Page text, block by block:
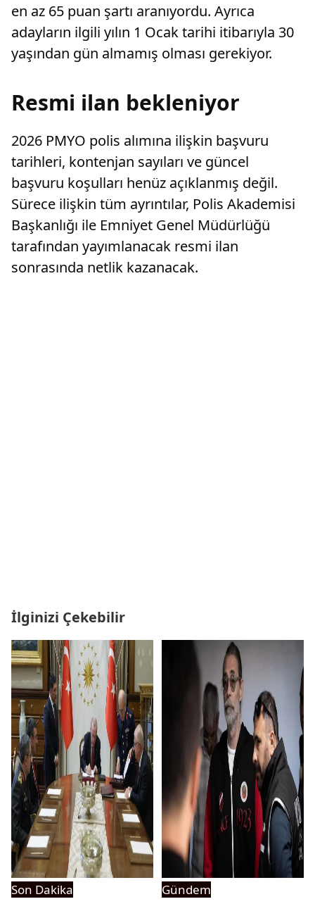
en az 65 puan şartı aranıyordu. Ayrıca
adayların ilgili yılın 1 Ocak tarihi itibarıyla 30
yaşından gün almamış olması gerekiyor.
Resmi ilan bekleniyor
2026 PMYO polis alımına ilişkin başvuru
tarihleri, kontenjan sayıları ve güncel
başvuru koşulları henüz açıklanmış değil.
Sürece ilişkin tüm ayrıntılar, Polis Akademisi
Başkanlığı ile Emniyet Genel Müdürlüğü
tarafından yayımlanacak resmi ilan
sonrasında netlik kazanacak.
İlginizi Çekebilir
Son Dakika Gündem